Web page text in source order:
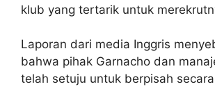
klub yang tertarik untuk
Laporan dari media Inggris
bahwa pihak Garnacho dan
telah setuju untuk berpisah